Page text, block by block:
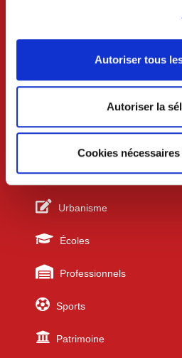
Autoriser tous
Autoriser la
Cookies
Samedi 9h-12h
Services techniques /
Lundi au mercredi 8h30-
Vendredi 8h30-12h et
Urbanisme
Écoles
Professionnels
Sports
Patrimoine